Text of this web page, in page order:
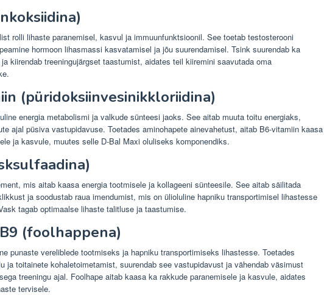
rolli lihaste paranemisel, kasvul ja immuunfunktsioonil. See toetab testosterooni
hormoon lihasmassi kasvatamisel ja jõu suurendamisel. Tsink suurendab ka
kiirendab treeningujärgset taastumist, aidates teil kiiremini saavutada oma
(püridoksiinvesinikkloriidina)
energia metabolismi ja valkude sünteesi jaoks. See aitab muuta toitu energiaks,
ajal püsiva vastupidavuse. Toetades aminohapete ainevahetust, aitab B6-vitamiin kaasa
ja kasvule, muutes selle D-Bal Maxi oluliseks komponendiks.
mis aitab kaasa energia tootmisele ja kollageeni sünteesile. See aitab säilitada
ja soodustab raua imendumist, mis on ülioluline hapniku transportimisel lihastesse
tagab optimaalse lihaste talitluse ja taastumise.
(foolhappena)
punaste vereliblede tootmiseks ja hapniku transportimiseks lihastesse. Toetades
ja toitainete kohaletoimetamist, suurendab see vastupidavust ja vähendab väsimust
treeningu ajal. Foolhape aitab kaasa ka rakkude paranemisele ja kasvule, aidates
tervisele.